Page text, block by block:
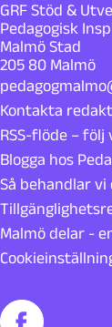
GRF Stöd &
Pedagogisk
Malmö Stad
205 80 Malmö
Kontakta
RSS-flöde –
Blogga hos
Så behandlar
Malmö delar -